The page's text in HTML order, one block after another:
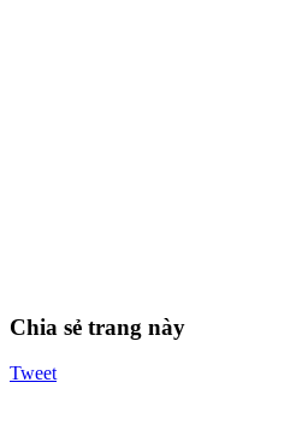
Chia sẻ trang này
Tweet